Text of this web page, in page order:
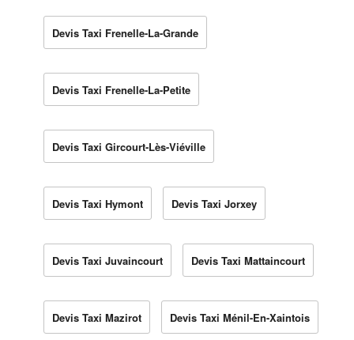
Devis Taxi Frenelle-La-Grande
Devis Taxi Frenelle-La-Petite
Devis Taxi Gircourt-Lès-Viéville
Devis Taxi Hymont Devis Taxi Jorxey
Devis Taxi Juvaincourt Devis Taxi Mattaincourt
Devis Taxi Mazirot Devis Taxi Ménil-En-Xaintois